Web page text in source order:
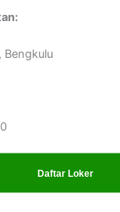
Bengkulu
Daftar Loker